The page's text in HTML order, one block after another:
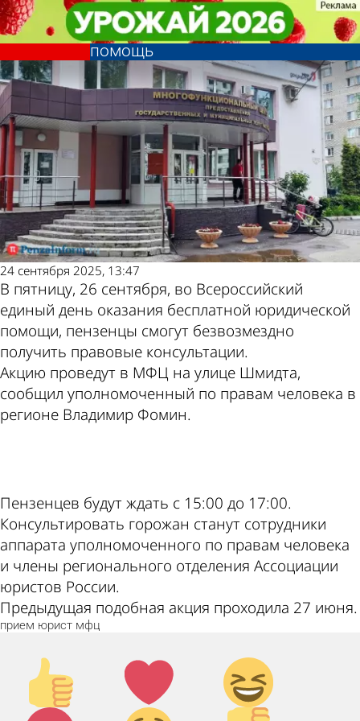
26 сентября пензенцам окажут
бесплатную юридическую
помощь
Общество
24 сентября 2025, 13:47
В пятницу, 26 сентября, во Всероссийский
единый день оказания бесплатной юридической
помощи, пензенцы смогут безвозмездно
получить правовые консультации.
Акцию проведут в МФЦ на улице Шмидта,
сообщил уполномоченный по правам человека в
регионе Владимир Фомин.
Пензенцев будут ждать с 15:00 до 17:00.
Консультировать горожан станут сотрудники
аппарата уполномоченного по правам человека
и члены регионального отделения Ассоциации
юристов России.
Предыдущая подобная акция проходила 27 июня.
прием юрист мфц
Палец
вверх!
Лайк!
Дикий
смех!
26 сентября пензенцам окажут
бесплатную юридическую
помощь
Общество
Другие новости по
теме
Погода и курсы валют
в Пензе